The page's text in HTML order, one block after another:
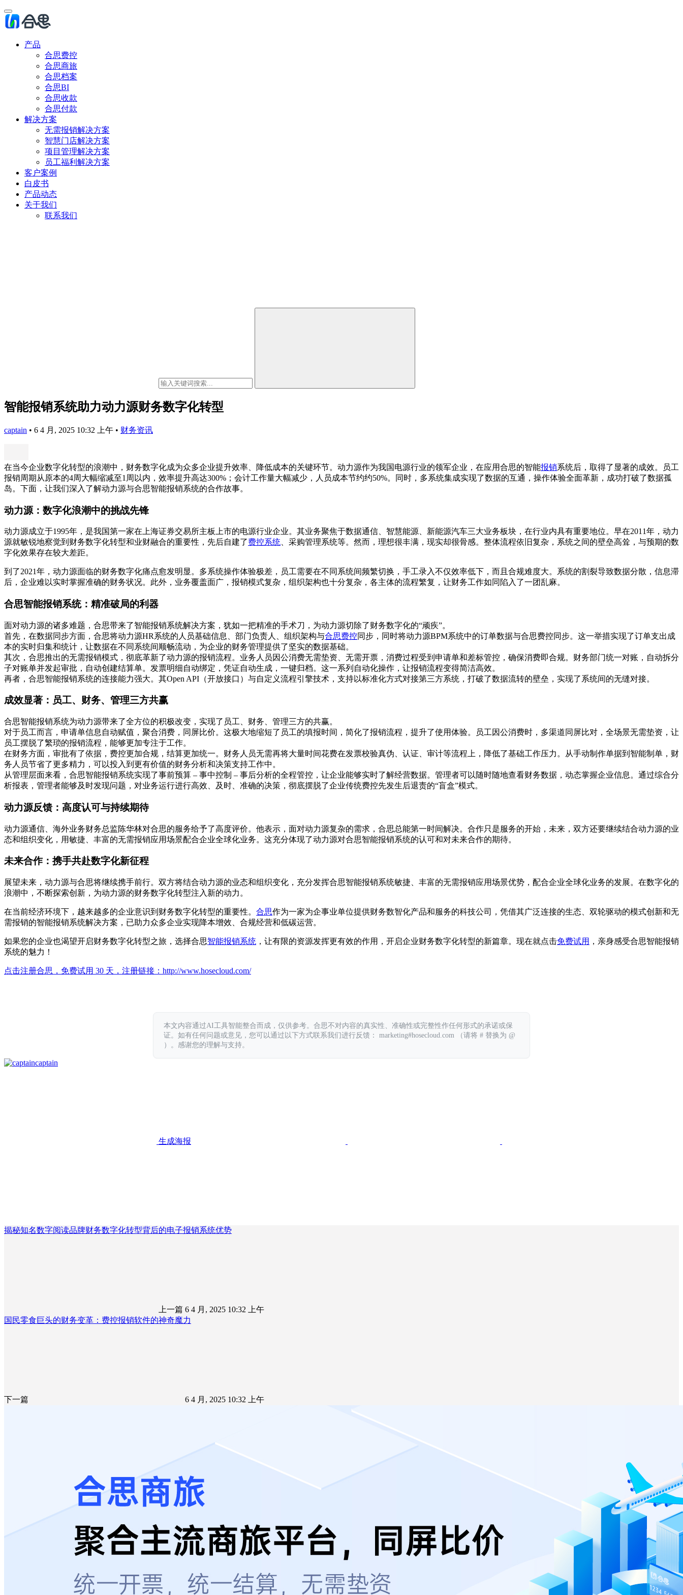
产品
合思费控
合思商旅
合思档案
合思BI
合思收款
合思付款
解决方案
无需报销解决方案
智慧门店解决方案
项目管理解决方案
员工福利解决方案
客户案例
白皮书
产品动态
关于我们
联系我们
智能报销系统助力动力源财务数字化转型
captain • 6 4 月, 2025 10:32 上午 • 财务资讯
在当今企业数字化转型的浪潮中，财务数字化成为众多企业提升效率、降低成本的关键环节。动力源作为我国电源行业的领军企业，在应用合思的智能报销系统后，取得了显著的成效。员工
报销周期从原本的4周大幅缩减至1周以内，效率提升高达300%；会计工作量大幅减少，人员成本节约约50%。同时，多系统集成实现了数据的互通，操作体验全面革新，成功打破了数据孤
岛。下面，让我们深入了解动力源与合思智能报销系统的合作故事。
动力源：数字化浪潮中的挑战先锋
动力源成立于1995年，是我国第一家在上海证券交易所主板上市的电源行业企业。其业务聚焦于数据通信、智慧能源、新能源汽车三大业务板块，在行业内具有重要地位。早在2011年，动力
源就敏锐地察觉到财务数字化转型和业财融合的重要性，先后自建了费控系统 、采购管理系统等。然而，理想很丰满，现实却很骨感。整体流程依旧复杂，系统之间的壁垒高耸，与预期的数
字化效果存在较大差距。
到了2021年，动力源面临的财务数字化痛点愈发明显。多系统操作体验极差，员工需要在不同系统间频繁切换，手工录入不仅效率低下，而且合规难度大。系统的割裂导致数据分散，信息滞
后，企业难以实时掌握准确的财务状况。此外，业务覆盖面广，报销模式复杂，组织架构也十分复杂，各主体的流程繁复，让财务工作如同陷入了一团乱麻。
合思智能报销系统：精准破局的利器
面对动力源的诸多难题，合思带来了智能报销系统解决方案，犹如一把精准的手术刀，为动力源切除了财务数字化的“顽疾”。
首先，在数据同步方面，合思将动力源HR系统的人员基础信息、部门负责人、组织架构与合思费控同步，同时将动力源BPM系统中的订单数据与合思费控同步。这一举措实现了订单支出成
本的实时归集和统计，让数据在不同系统间顺畅流动，为企业的财务管理提供了坚实的数据基础。
其次，合思推出的无需报销模式，彻底革新了动力源的报销流程。业务人员因公消费无需垫资、无需开票，消费过程受到申请单和差标管控，确保消费即合规。财务部门统一对账，自动拆分
子对账单并发起审批，自动创建结算单。发票明细自动绑定，凭证自动生成，一键归档。这一系列自动化操作，让报销流程变得简洁高效。
再者，合思智能报销系统的连接能力强大。其Open API（开放接口）与自定义流程引擎技术，支持以标准化方式对接第三方系统，打破了数据流转的壁垒，实现了系统间的无缝对接。
成效显著：员工、财务、管理三方共赢
合思智能报销系统为动力源带来了全方位的积极改变，实现了员工、财务、管理三方的共赢。
对于员工而言，申请单信息自动赋值，聚合消费，同屏比价。这极大地缩短了员工的填报时间，简化了报销流程，提升了使用体验。员工因公消费时，多渠道同屏比对，全场景无需垫资，让
员工摆脱了繁琐的报销流程，能够更加专注于工作。
在财务方面，审批有了依据，费控更加合规，结算更加统一。财务人员无需再将大量时间花费在发票校验真伪、认证、审计等流程上，降低了基础工作压力。从手动制作单据到智能制单，财
务人员节省了更多精力，可以投入到更有价值的财务分析和决策支持工作中。
从管理层面来看，合思智能报销系统实现了事前预算 – 事中控制 – 事后分析的全程管控，让企业能够实时了解经营数据。管理者可以随时随地查看财务数据，动态掌握企业信息。通过综合分
析报表，管理者能够及时发现问题，对业务运行进行高效、及时、准确的决策，彻底摆脱了企业传统费控先发生后退责的“盲盒”模式。
动力源反馈：高度认可与持续期待
动力源通信、海外业务财务总监陈华林对合思的服务给予了高度评价。他表示，面对动力源复杂的需求，合思总能第一时间解决。合作只是服务的开始，未来，双方还要继续结合动力源的业
态和组织变化，用敏捷、丰富的无需报销应用场景配合企业全球化业务。这充分体现了动力源对合思智能报销系统的认可和对未来合作的期待。
未来合作：携手共赴数字化新征程
展望未来，动力源与合思将继续携手前行。双方将结合动力源的业态和组织变化，充分发挥合思智能报销系统敏捷、丰富的无需报销应用场景优势，配合企业全球化业务的发展。在数字化的
浪潮中，不断探索创新，为动力源的财务数字化转型注入新的动力。
在当前经济环境下，越来越多的企业意识到财务数字化转型的重要性。 合思作为一家为企事业单位提供财务数智化产品和服务的科技公司，凭借其广泛连接的生态、双轮驱动的模式创新和无
需报销的智能报销系统解决方案，已助力众多企业实现降本增效、合规经营和低碳运营。
如果您的企业也渴望开启财务数字化转型之旅，选择合思智能报销系统 ，让有限的资源发挥更有效的作用，开启企业财务数字化转型的新篇章。现在就点击免费试用 ，亲身感受合思智能报销
系统的魅力！
点击注册合思，免费试用 30 天，注册链接： http://www.hosecloud.com/
本文内容通过AI工具智能整合而成，仅供参考。合思不对内容的真实性、准确性或完整性作任何形式的承诺或保
证。如有任何问题或意见，您可以通过以下方式联系我们进行反馈： marketing#hosecloud.com （请将 # 替换为 @
）。感谢您的理解与支持。
captain
生成海报
揭秘知名数字阅读品牌财务数字化转型背后的电子报销系统优势
上一篇 6 4 月, 2025 10:32 上午
国民零食巨头的财务变革：费控报销软件的神奇魔力
下一篇 6 4 月, 2025 10:32 上午